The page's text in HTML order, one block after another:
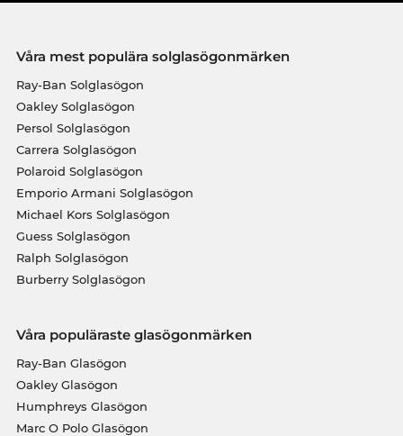
Våra mest populära solglasögonmärken
Ray-Ban Solglasögon
Oakley Solglasögon
Persol Solglasögon
Carrera Solglasögon
Polaroid Solglasögon
Emporio Armani Solglasögon
Michael Kors Solglasögon
Guess Solglasögon
Ralph Solglasögon
Burberry Solglasögon
Våra populäraste glasögonmärken
Ray-Ban Glasögon
Oakley Glasögon
Humphreys Glasögon
Marc O Polo Glasögon